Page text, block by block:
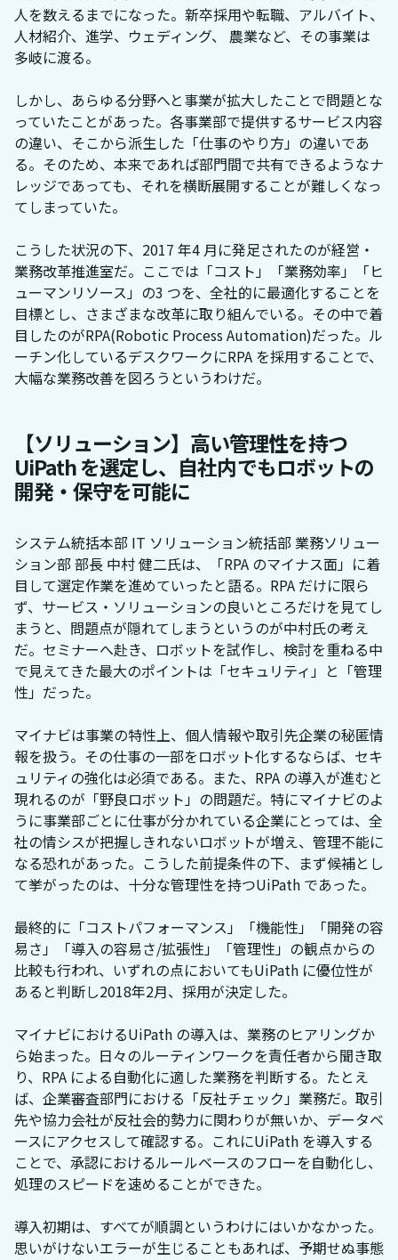
人を数えるまでになった。新卒採用や転職、アルバイト、
人材紹介、進学、ウェディング、 農業など、その事業は
多岐に渡る。
しかし、あらゆる分野へと事業が拡大したことで問題とな
っていたことがあった。各事業部で提供するサービス内容
の違い、そこから派生した「仕事のやり方」の違いであ
る。そのため、本来であれば部門間で共有できるようなナ
レッジであっても、それを横断展開することが難しくなっ
てしまっていた。
こうした状況の下、2017 年4 月に発足されたのが経営・
業務改革推進室だ。ここでは「コスト」「業務効率」「ヒ
ューマンリソース」の3 つを、全社的に最適化することを
目標とし、さまざまな改革に取り組んでいる。その中で着
目したのがRPA(Robotic Process Automation)だった。ル
ーチン化しているデスクワークにRPA を採用することで、
大幅な業務改善を図ろうというわけだ。
【ソリューション】高い管理性を持つ
UiPath を選定し、自社内でもロボットの
開発・保守を可能に
システム統括本部 IT ソリューション統括部 業務ソリュー
ション部 部長 中村 健二氏は、「RPA のマイナス面」に着
目して選定作業を進めていったと語る。RPA だけに限ら
ず、サービス・ソリューションの良いところだけを見てし
まうと、問題点が隠れてしまうというのが中村氏の考え
だ。セミナーへ赴き、ロボットを試作し、検討を重ねる中
で見えてきた最大のポイントは「セキュリティ」と「管理
性」だった。
マイナビは事業の特性上、個人情報や取引先企業の秘匿情
報を扱う。その仕事の一部をロボット化するならば、セキ
ュリティの強化は必須である。また、RPA の導入が進むと
現れるのが「野良ロボット」の問題だ。特にマイナビのよ
うに事業部ごとに仕事が分かれている企業にとっては、全
社の情シスが把握しきれないロボットが増え、管理不能に
なる恐れがあった。こうした前提条件の下、まず候補とし
て挙がったのは、十分な管理性を持つUiPath であった。
最終的に「コストパフォーマンス」「機能性」「開発の容
易さ」「導入の容易さ/拡張性」「管理性」の観点からの
比較も行われ、いずれの点においてもUiPath に優位性が
あると判断し2018年2月、採用が決定した。
マイナビにおけるUiPath の導入は、業務のヒアリングか
ら始まった。日々のルーティンワークを責任者から聞き取
り、RPA による自動化に適した業務を判断する。たとえ
ば、企業審査部門における「反社チェック」業務だ。取引
先や協力会社が反社会的勢力に関わりが無いか、データベ
ースにアクセスして確認する。これにUiPath を導入する
ことで、承認におけるルールベースのフローを自動化し、
処理のスピードを速めることができた。
導入初期は、すべてが順調というわけにはいかなかった。
思いがけないエラーが生じることもあれば、予期せぬ事態